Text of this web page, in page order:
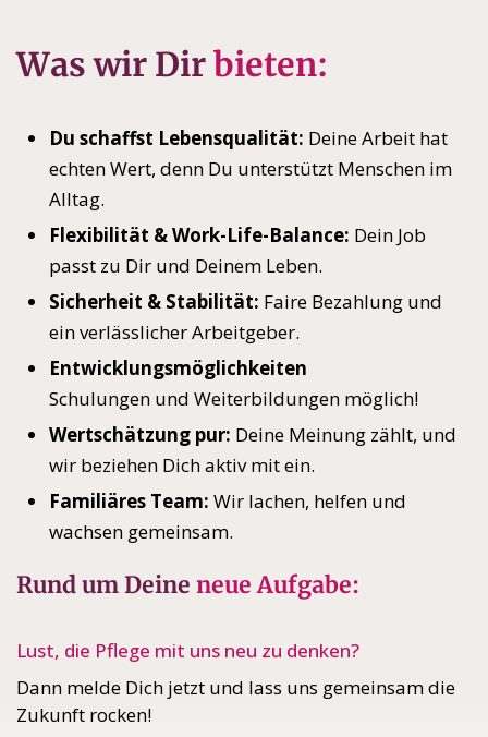
Was wir Dirbieten:
Du schaffst Lebensqualität: Deine Arbeit hat
echten Wert, denn Du unterstützt Menschen im
Alltag.
Flexibilität & Work-Life-Balance: Dein Job
passt zu Dir und Deinem Leben.
Sicherheit & Stabilität: Faire Bezahlung und
ein verlässlicher Arbeitgeber.
Entwicklungsmöglichkeiten
Schulungen und Weiterbildungen möglich!
Wertschätzung pur: Deine Meinung zählt, und
wir beziehen Dich aktiv mit ein.
Familiäres Team: Wir lachen, helfen und
wachsen gemeinsam.
Rund um Deine neue Aufgabe:
Lust, die Pflege mit uns neu zu denken?
Dann melde Dich jetzt und lass uns gemeinsam die
Zukunft rocken!